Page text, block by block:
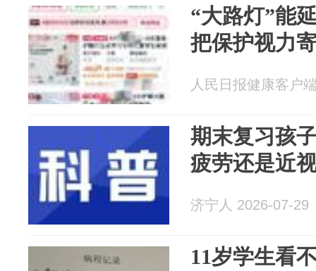
“大路灯”能
把保护视力
人民日报健康客户
期末复习孩
疲劳还是近
济宁人 2026-07-29
11岁学生看